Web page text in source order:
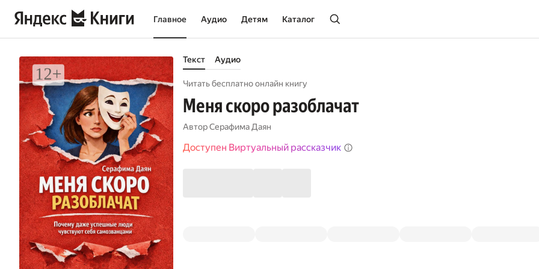
Главное Аудио Детям Каталог
Текст Аудио
Читать бесплатно онлайн книгу
Меня скоро разоблачат
АвторСерафима Даян
Доступен Виртуальный рассказчик